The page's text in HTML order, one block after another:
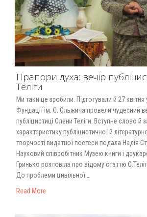
Прапори духа: вечір
Теліги
Ми таки це зробили. Підготували й 27 квітня
Фундації ім. О. Ольжича провели чудесний
публіцистиці Олени Теліги. Вступне слово й
характеристику публіцистичної й
творчості видатної поетеси подала Надія
Науковий співробітник Музею книги і
Гринько розповіла про відому статтю
До проблеми цивільної…
Read More